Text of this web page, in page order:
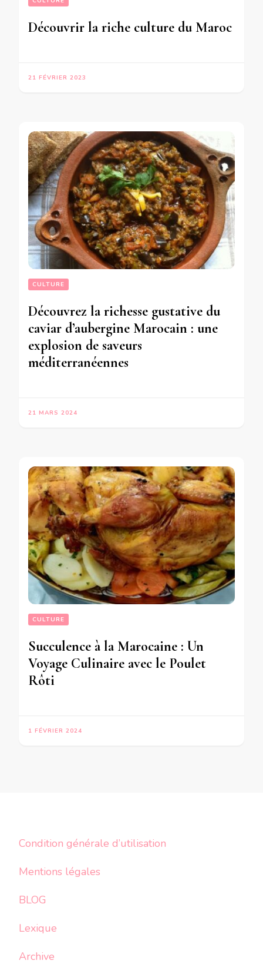
Découvrir la riche culture du Maroc
21 FÉVRIER 2023
CULTURE
Découvrez la richesse gustative du
caviar d’aubergine Marocain : une
explosion de saveurs
méditerranéennes
21 MARS 2024
CULTURE
Succulence à la Marocaine : Un
Voyage Culinaire avec le Poulet
Rôti
1 FÉVRIER 2024
Condition générale d’utilisation
Mentions légales
BLOG
Lexique
Archive